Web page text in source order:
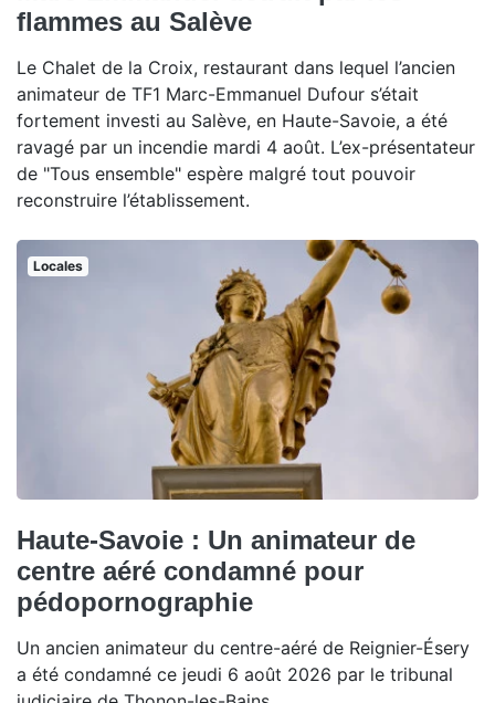
flammes au Salève
Le Chalet de la Croix, restaurant dans lequel l’ancien
animateur de TF1 Marc-Emmanuel Dufour s’était
fortement investi au Salève, en Haute-Savoie, a été
ravagé par un incendie mardi 4 août. L’ex-présentateur
de "Tous ensemble" espère malgré tout pouvoir
reconstruire l’établissement.
Locales
Haute-Savoie : Un animateur de
centre aéré condamné pour
pédopornographie
Un ancien animateur du centre-aéré de Reignier-Ésery
a été condamné ce jeudi 6 août 2026 par le tribunal